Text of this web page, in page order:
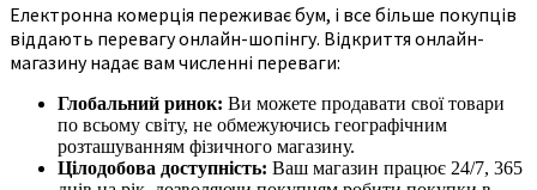
Електронна комерція переживає бум, і все більше покупців
віддають перевагу онлайн-шопінгу. Відкриття онлайн-
магазину надає вам численні переваги:
Глобальний ринок: Ви можете продавати свої товари
по всьому світу, не обмежуючись географічним
розташуванням фізичного магазину.
Цілодобова доступність: Ваш магазин працює 24/7, 365